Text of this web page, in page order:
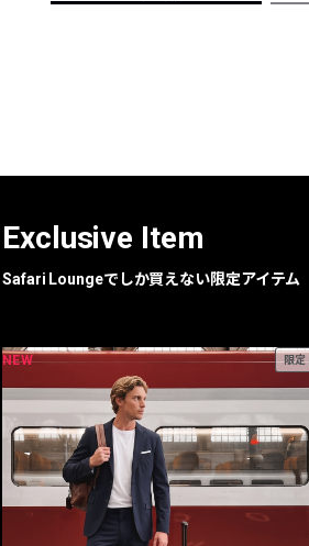
フォー
Exclusive Item
Safari Loungeでしか買えない限定アイテム
NEW 限定